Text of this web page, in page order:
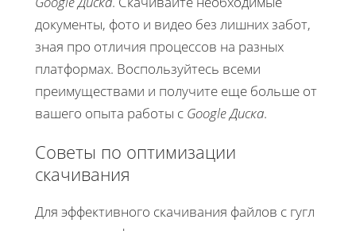
документы, фото и видео без лишних забот,
зная про отличия процессов на разных
платформах. Воспользуйтесь всеми
преимуществами и получите еще больше от
вашего опыта работы с Google Диска.
Советы по оптимизации
скачивания
Для эффективного скачивания файлов с гугл